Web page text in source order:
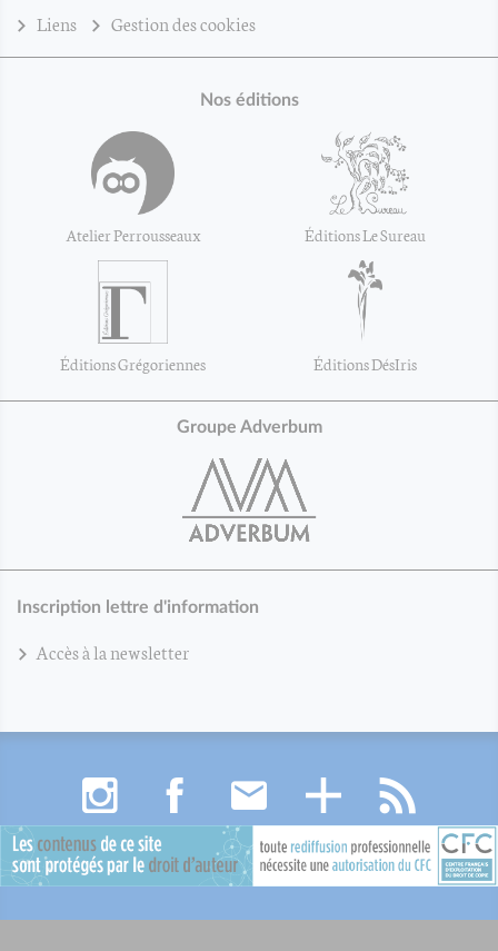
Liens Gestion des cookies
Nos éditions
Atelier Perrousseaux Éditions Le Sureau
Éditions Grégoriennes Éditions DésIris
Groupe Adverbum
Inscription lettre d'information
Accès à la newsletter